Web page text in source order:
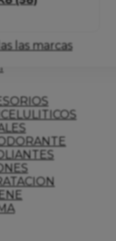
las marcas